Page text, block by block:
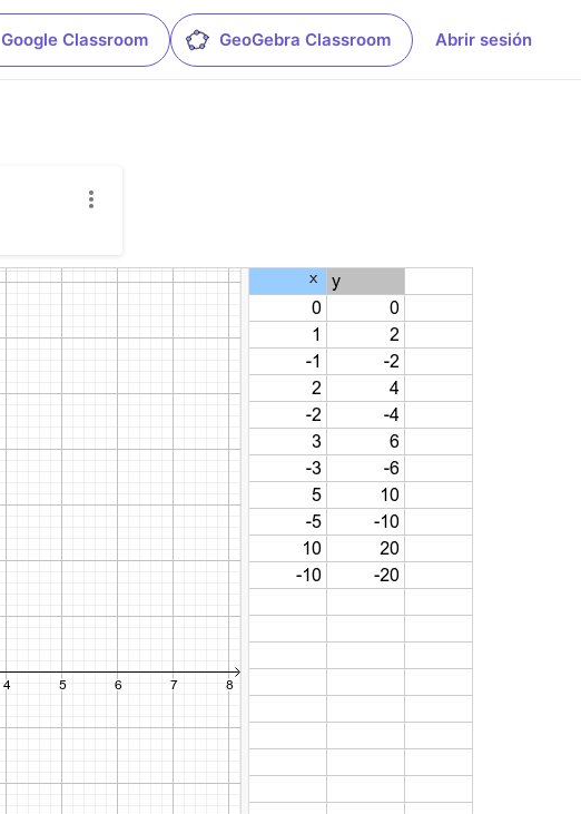
Google Classroom GeoGebra Classroom Abrir sesión